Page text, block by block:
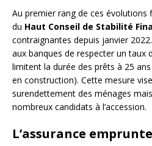
Au premier rang de ces
du Haut Conseil de Stabilité
contraignantes depuis janvier
aux banques de respecter un taux
limitent la durée des prêts à 25
en construction). Cette mesure
surendettement des ménages
nombreux candidats à l’accession.
L’assurance